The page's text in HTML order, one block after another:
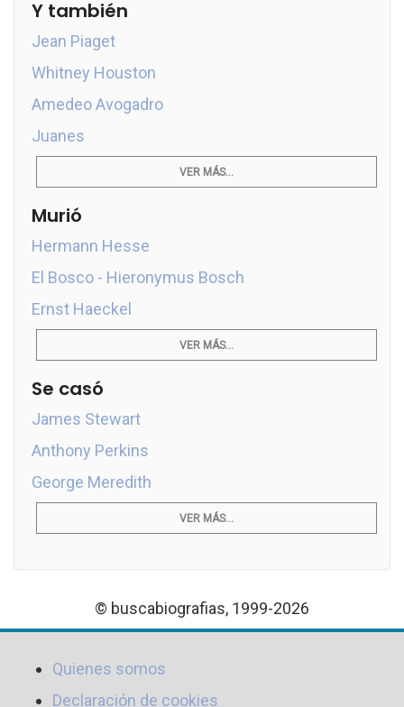
Y también
Jean Piaget
Whitney Houston
Amedeo Avogadro
Juanes
VER MÁS...
Murió
Hermann Hesse
El Bosco - Hieronymus Bosch
Ernst Haeckel
VER MÁS...
Se casó
James Stewart
Anthony Perkins
George Meredith
VER MÁS...
© buscabiografias, 1999-2026
Quienes somos
Declaración de cookies